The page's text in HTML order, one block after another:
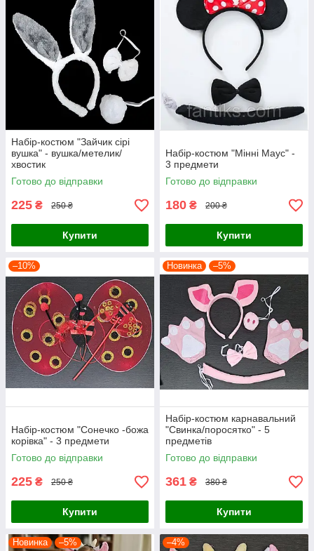
Набір-костюм "Зайчик сірі
вушка" - вушка/метелик/
хвостик
Готово до відправки
225 ₴ 250 ₴
Купити
Набір-костюм "Мінні Маус" -
3 предмети
Готово до відправки
180 ₴ 200 ₴
Купити
–10%
Набір-костюм "Сонечко -божа
корівка" - 3 предмети
Готово до відправки
225 ₴ 250 ₴
Купити
Новинка –5%
Набір-костюм карнавальний
"Свинка/поросятко" - 5
предметів
Готово до відправки
361 ₴ 380 ₴
Купити
Новинка –5% –4%